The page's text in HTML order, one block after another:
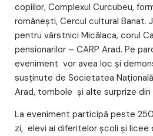
copiilor, Complexul Curcubeu,
românești, Cercul cultural Banat.
pentru vârstnici Micălaca, corul
pensionarilor – CARP Arad. Pe
eveniment vor avea loc și
susţinute de Societatea
Arad, tombole şi alte surprize din
La eveniment participă peste
zi, elevi ai diferitelor şcoli şi licee